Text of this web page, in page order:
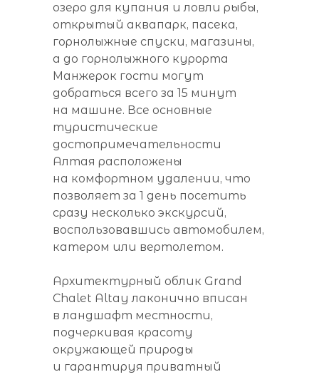
озеро для купания и ловли рыбы,
открытый аквапарк, пасека,
горнолыжные спуски, магазины,
а до горнолыжного курорта
Манжерок гости могут
добраться всего за 15 минут
на машине. Все основные
туристические
достопримечательности
Алтая расположены
на комфортном удалении, что
позволяет за 1 день посетить
сразу несколько экскурсий,
воспользовавшись автомобилем,
катером или вертолетом.
Архитектурный облик Grand
Chalet Altay лаконично вписан
в ландшафт местности,
подчеркивая красоту
окружающей природы
и гарантируя приватный